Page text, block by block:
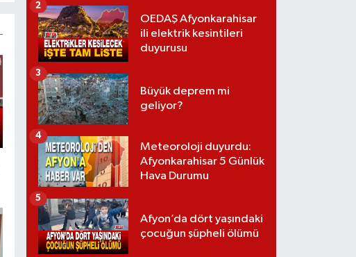
OEDAŞ Afyonkarahisar
ili elektrik kesintileri
duyurusu
2
Büyük deprem mi
geliyor?
3
Meteoroloji duyurdu:
Afyonkarahisar 5 Günlük
Hava Durumu
4
Afyon’da dört yaşındaki
çocuğun şüpheli ölümü
5